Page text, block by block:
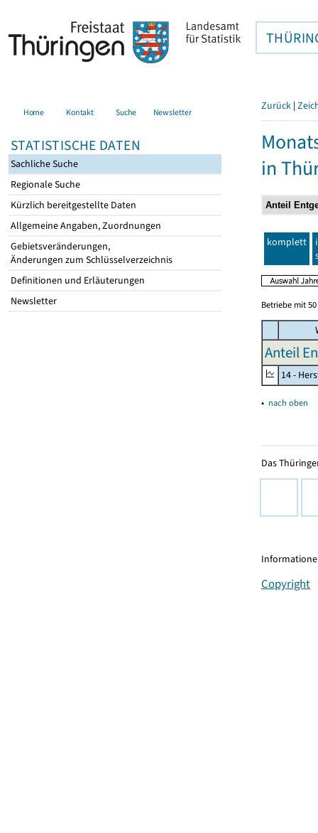
Home Kontakt Suche Newsletter
STATISTISCHE DATEN
Sachliche Suche
Regionale Suche
Kürzlich bereitgestellte Daten
Allgemeine Angaben, Zuordnungen
Gebietsveränderungen,
Änderungen zum Schlüsselverzeichnis
Definitionen und Erläuterungen
Newsletter
Zurück |
in
komplett
Betriebe mit
Anteil
14 -
▴ nach oben
Das
Copyright